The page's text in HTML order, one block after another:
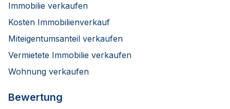
Immobilie verkaufen
Kosten Immobilienverkauf
Miteigentumsanteil verkaufen
Vermietete Immobilie verkaufen
Wohnung verkaufen
Bewertung